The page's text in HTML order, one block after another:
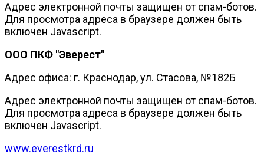
Адрес электронной почты защищен от спам-ботов.
Для просмотра адреса в браузере должен быть
включен Javascript.
ООО ПКФ "Эверест"
Адрес офиса: г. Краснодар, ул. Стасова, №182Б
Адрес электронной почты защищен от спам-ботов.
Для просмотра адреса в браузере должен быть
включен Javascript.
www.everestkrd.ru